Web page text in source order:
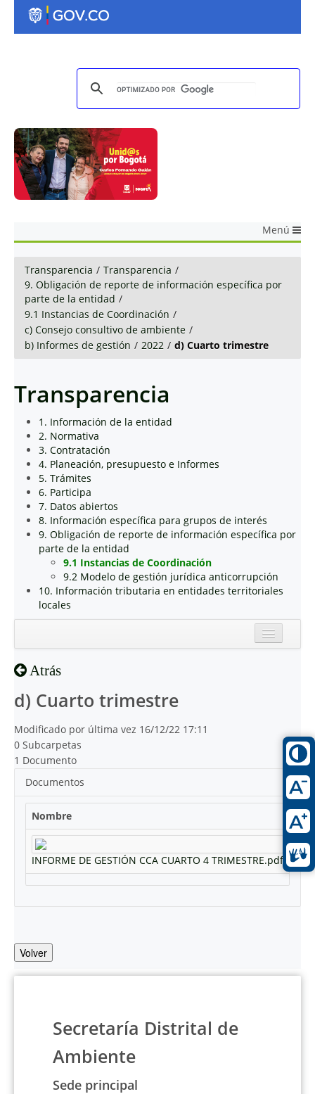
Menú
Transparencia / Transparencia /
9. Obligación de reporte de información específica por
parte de la entidad /
9.1 Instancias de Coordinación /
c) Consejo consultivo de ambiente /
b) Informes de gestión / 2022 / d) Cuarto trimestre
Transparencia
1. Información de la entidad
2. Normativa
3. Contratación
4. Planeación, presupuesto e Informes
5. Trámites
6. Participa
7. Datos abiertos
8. Información específica para grupos de interés
9. Obligación de reporte de información específica por
parte de la entidad
9.1 Instancias de Coordinación
9.2 Modelo de gestión jurídica anticorrupción
10. Información tributaria en entidades territoriales
locales
Atrás
d) Cuarto trimestre
Modificado por última vez 16/12/22 17:11
0 Subcarpetas
1 Documento
Documentos
Nombre
INFORME DE GESTIÓN CCA CUARTO 4 TRIMESTRE.pdf
Volver
Secretaría Distrital de
Ambiente
Sede principal